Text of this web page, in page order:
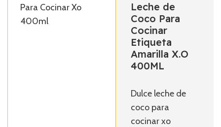
Leche de
Coco Para
Cocinar
Etiqueta
Amarilla X.O
400ML
Dulce leche de
coco para
cocinar xo